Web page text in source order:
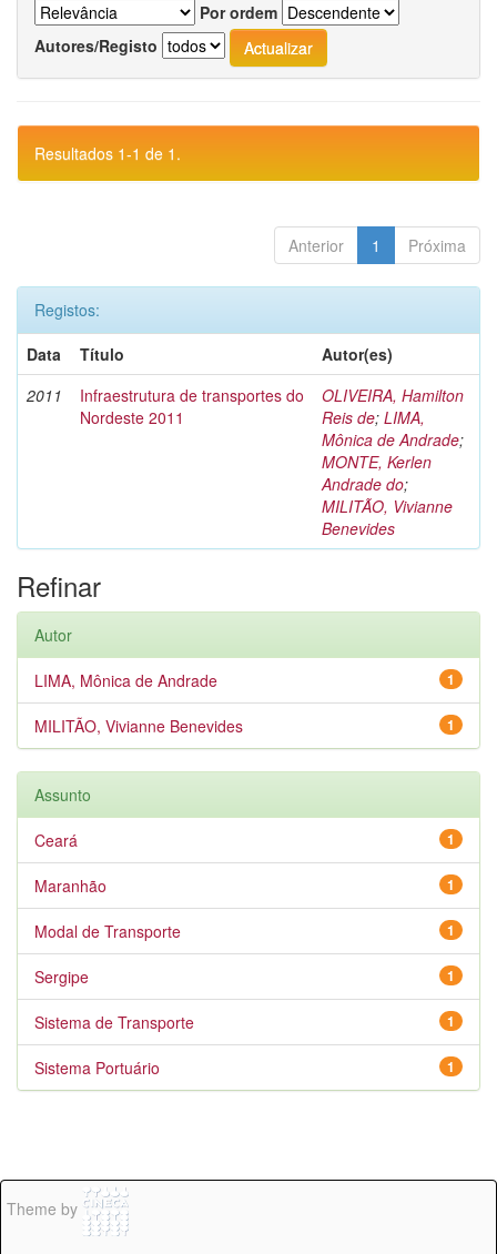
Por ordem
Autores/Registo
Resultados 1-1 de 1.
Anterior 1 Próxima
Registos:
Data
Título
Autor(es)
2011
Infraestrutura de transportes do
Nordeste 2011
OLIVEIRA, Hamilton
Reis de; LIMA,
Mônica de Andrade;
MONTE, Kerlen
Andrade do;
MILITÃO, Vivianne
Benevides
Refinar
Autor
1
LIMA, Mônica de Andrade
1
MILITÃO, Vivianne Benevides
Assunto
1
Ceará
1
Maranhão
1
Modal de Transporte
1
Sergipe
1
Sistema de Transporte
1
Sistema Portuário
Theme by